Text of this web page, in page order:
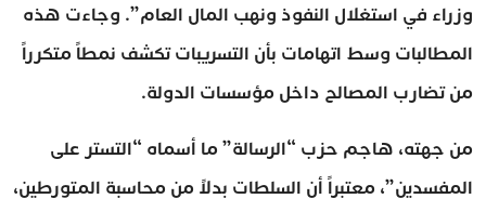
وزراء في استغلال النفوذ ونهب المال العام”. وجاءت هذه
المطالبات وسط اتهامات بأن التسريبات تكشف نمطاً متكرراً
من تضارب المصالح داخل مؤسسات الدولة.
من جهته، هاجم حزب “الرسالة” ما أسماه “التستر على
المفسدين”، معتبراً أن السلطات بدلاً من محاسبة المتورطين،